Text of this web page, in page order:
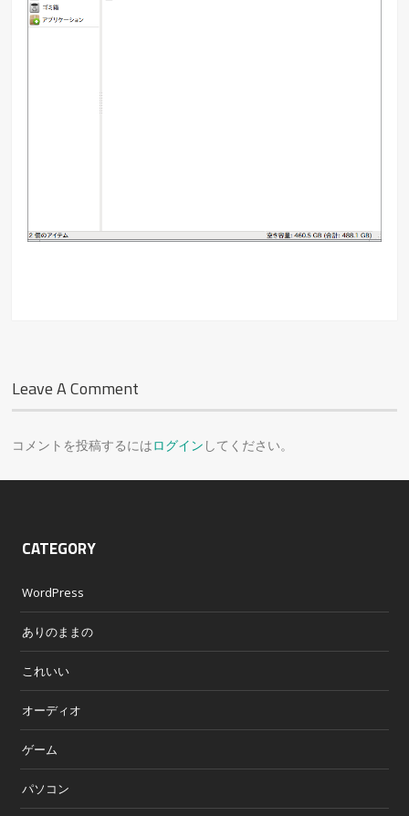
Leave A Comment
コメントを投稿するにはログイン してください。
CATEGORY
WordPress
ありのままの
これいい
オーディオ
ゲーム
パソコン